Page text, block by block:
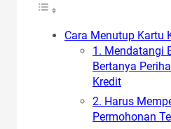
Cara Menutup Kartu
1. Mendatangi
Bertanya
Kredit
2. Harus
Permohonan